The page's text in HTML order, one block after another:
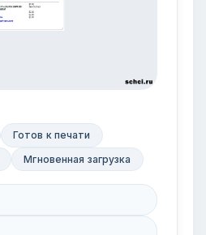
Готов к печати
Мгновенная загрузка